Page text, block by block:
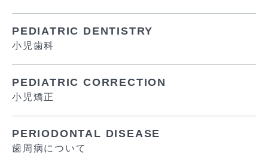
PEDIATRIC DENTISTRY
小児歯科
PEDIATRIC CORRECTION
小児矯正
PERIODONTAL DISEASE
歯周病について